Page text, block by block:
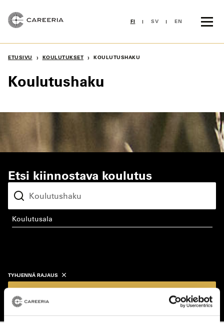
sisältöön
FI SV EN
ETUSIVU › KOULUTUKSET › KOULUTUSHAKU
Koulutushaku
Etsi kiinnostava koulutus
koulutusala
TYHJENNÄ RAJAUS